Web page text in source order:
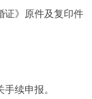
证》原件及复印件
续申报。